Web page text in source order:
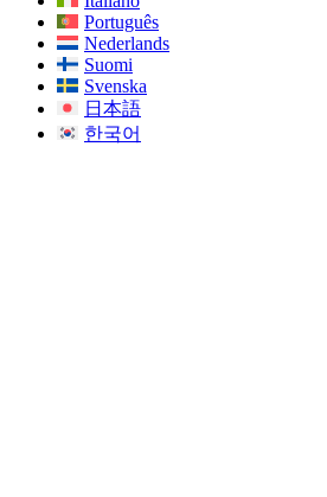
Português
Nederlands
Suomi
Svenska
日本語
한국어